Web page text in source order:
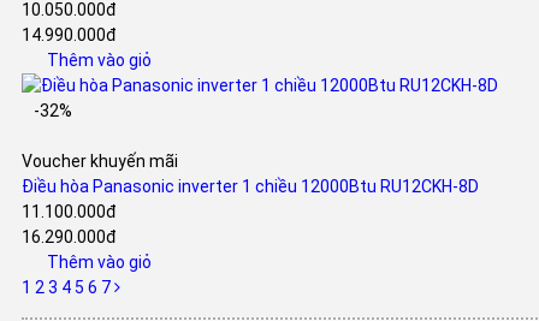
10.050.000đ
14.990.000đ
Thêm vào giỏ
-32%
Voucher khuyến mãi
Điều hòa Panasonic inverter 1 chiều 12000Btu RU12CKH-8D
11.100.000đ
16.290.000đ
Thêm vào giỏ
1 23 4 5 6 7